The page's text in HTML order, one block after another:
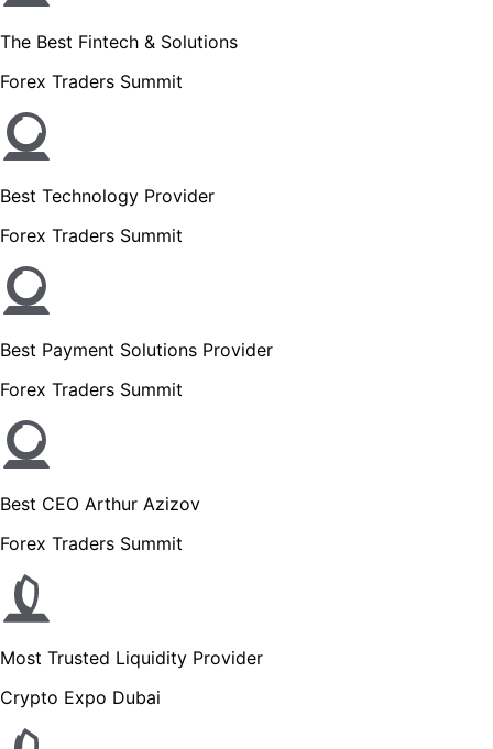
The Best Fintech & Solutions
Forex Traders Summit
Best Technology Provider
Forex Traders Summit
Best Payment Solutions Provider
Forex Traders Summit
Best CEO Arthur Azizov
Forex Traders Summit
Most Trusted Liquidity Provider
Crypto Expo Dubai